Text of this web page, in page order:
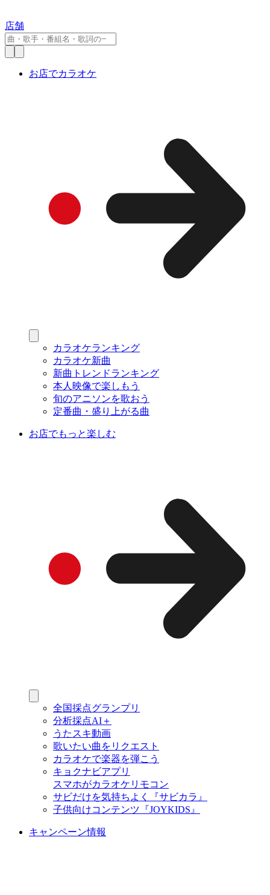
店舗
お店でカラオケ
カラオケランキング
カラオケ新曲
新曲トレンドランキング
本人映像で楽しもう
旬のアニソンを歌おう
定番曲・盛り上がる曲
お店でもっと楽しむ
全国採点グランプリ
分析採点AI＋
うたスキ動画
歌いたい曲をリクエスト
カラオケで楽器を弾こう
キョクナビアプリ
スマホがカラオケリモコン
サビだけを気持ちよく『サビカラ』
子供向けコンテンツ『JOYKIDS』
キャンペーン情報